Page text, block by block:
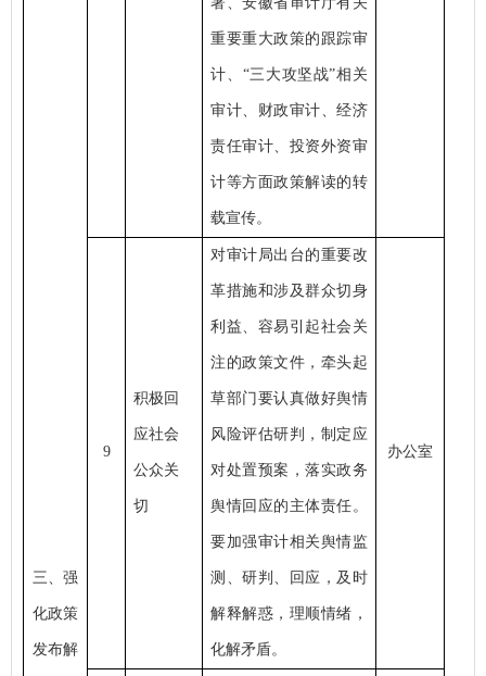
三、强
化政策
发布解
重要重大政策的跟踪审
计、 “三大攻坚战”相关
审计、财政审计、经济
责任审计、投资外资审
计等方面政策解读的转
载宣传。
9
积极回
应社会
公众关
切
对审计局出台的重要改
革措施和涉及群众切身
利益、容易引起社会关
注的政策文件，牵头起
草部门要认真做好舆情
风险评估研判，制定应
对处置预案，落实政务
舆情回应的主体责任。
要加强审计相关舆情监
测、研判、回应，及时
解释解惑，理顺情绪，
化解矛盾。
办公室